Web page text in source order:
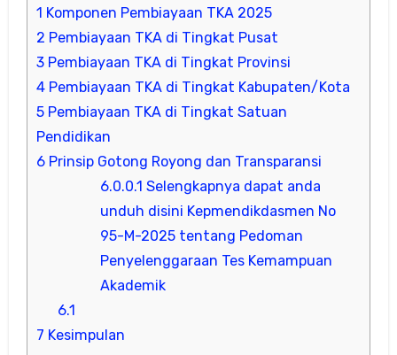
1 Komponen Pembiayaan TKA 2025
2 Pembiayaan TKA di Tingkat Pusat
3Pembiayaan TKA di Tingkat Provinsi
4Pembiayaan TKA di Tingkat Kabupaten/Kota
5Pembiayaan TKA di Tingkat Satuan
Pendidikan
6Prinsip Gotong Royong dan Transparansi
6.0.0.1 Selengkapnya dapat anda
unduh disini Kepmendikdasmen No
95-M-2025 tentang Pedoman
Penyelenggaraan Tes Kemampuan
Akademik
6.1
7 Kesimpulan